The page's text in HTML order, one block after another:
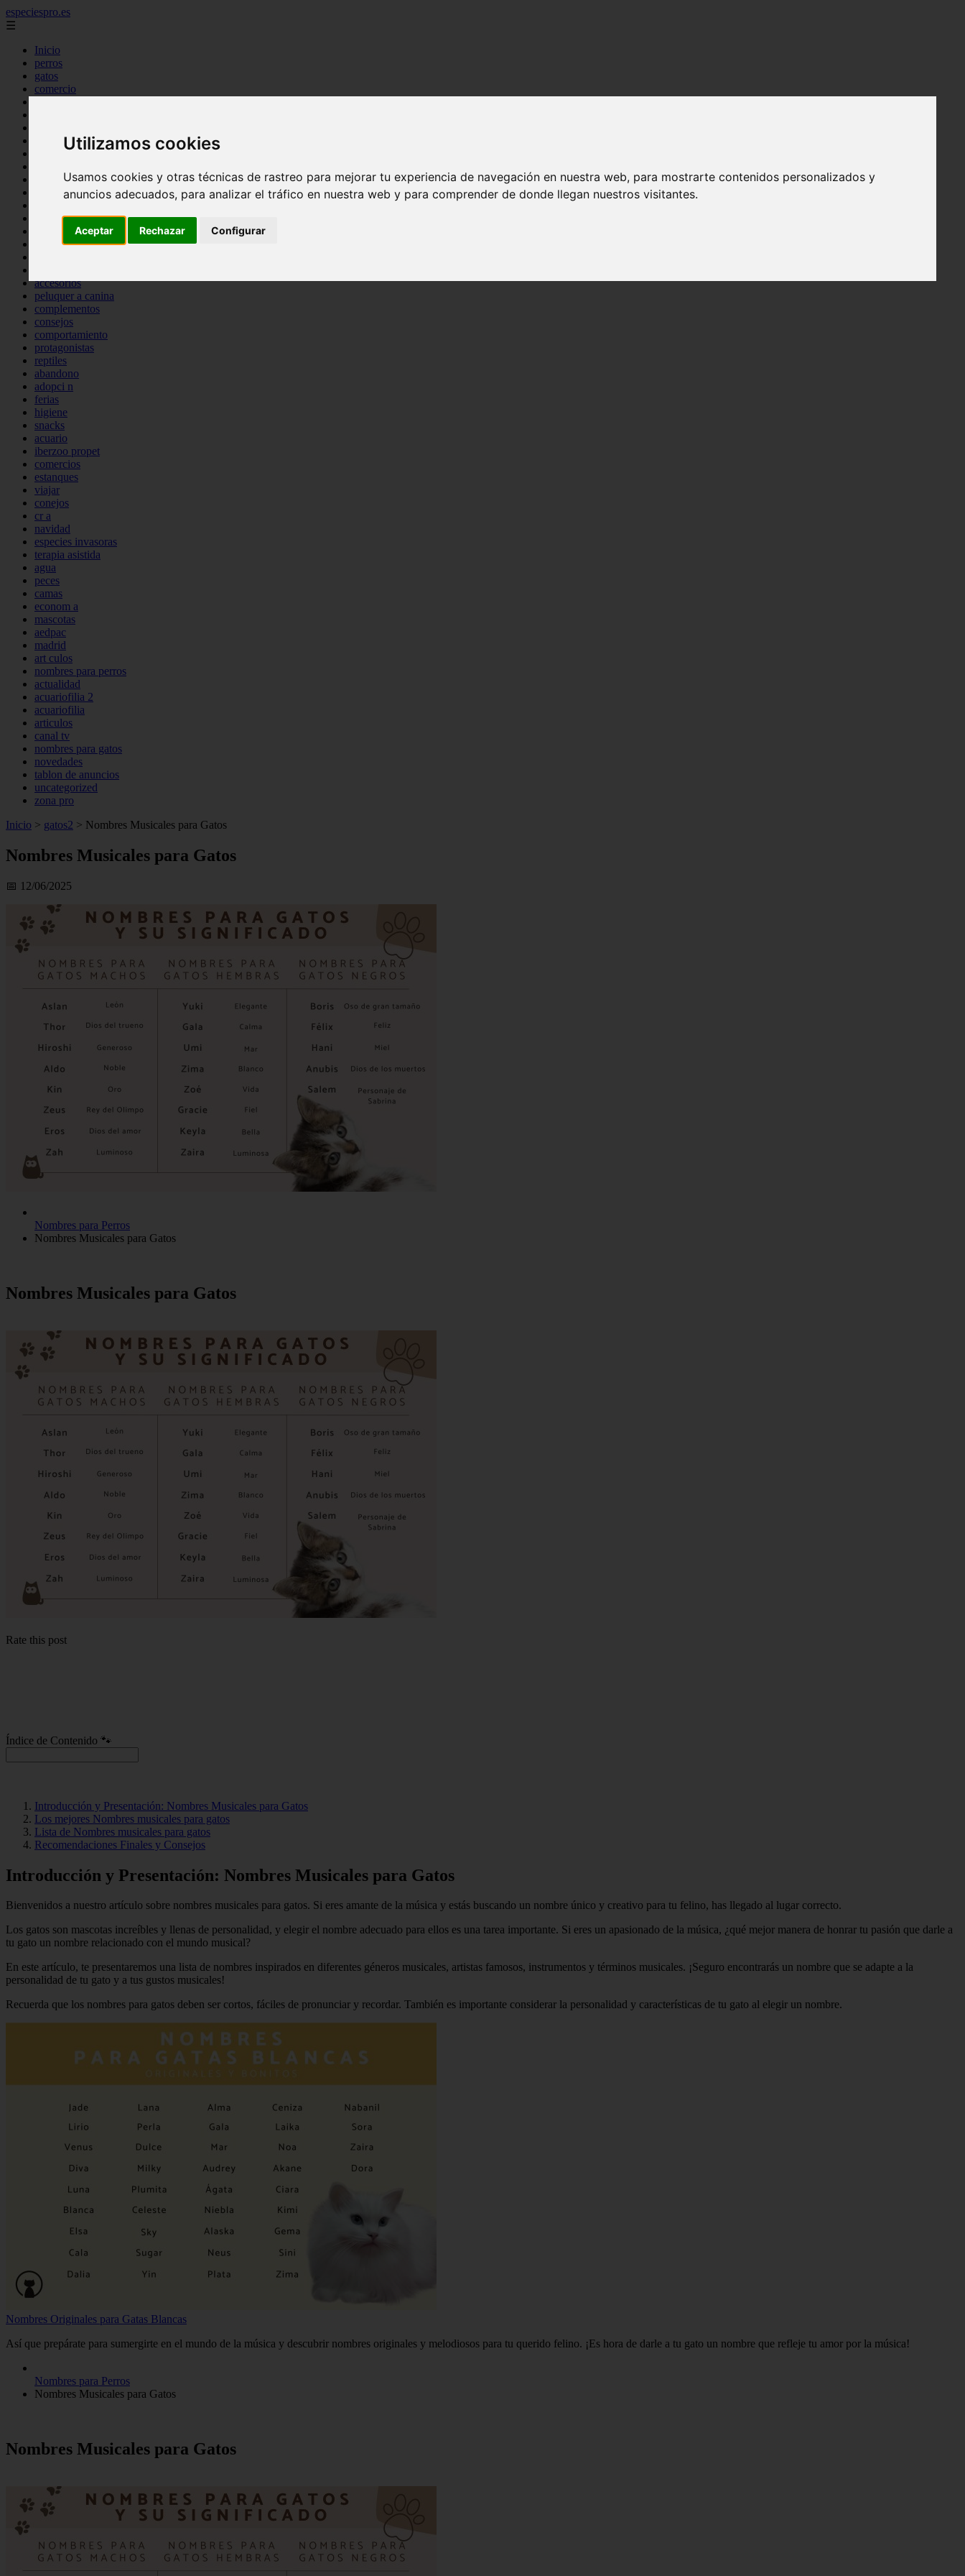
Utilizamos cookies
Usamos cookies y otras técnicas de rastreo para mejorar tu experiencia de navegación en nuestra web, para mostrarte contenidos personalizados y
anuncios adecuados, para analizar el tráfico en nuestra web y para comprender de donde llegan nuestros visitantes.
Aceptar Rechazar Configurar
especiespro.es
☰
Inicio
perros
gatos
comercio
tenencia responsable
mantenimiento
bienestar
peque os mam feros
verano
accesorios
peluquer a canina
complementos
consejos
comportamiento
protagonistas
reptiles
abandono
adopci n
ferias
higiene
snacks
acuario
iberzoo propet
comercios
estanques
viajar
conejos
cr a
navidad
especies invasoras
terapia asistida
agua
peces
camas
econom a
mascotas
aedpac
madrid
art culos
nombres para perros
actualidad
acuariofilia 2
acuariofilia
articulos
canal tv
nombres para gatos
novedades
tablon de anuncios
uncategorized
zona pro
Inicio > gatos2 > Nombres Musicales para Gatos
Nombres Musicales para Gatos
📅 12/06/2025
Nombres para Perros
Nombres Musicales para Gatos
Nombres Musicales para Gatos
Rate this post
Índice de Contenido 🐾
Introducción y Presentación: Nombres Musicales para Gatos
Los mejores Nombres musicales para gatos
Lista de Nombres musicales para gatos
Recomendaciones Finales y Consejos
Introducción y Presentación: Nombres Musicales para Gatos
Bienvenidos a nuestro artículo sobre nombres musicales para gatos. Si eres amante de la música y estás buscando un nombre único y creativo para tu felino, has llegado al lugar correcto.
Los gatos son mascotas increíbles y llenas de personalidad, y elegir el nombre adecuado para ellos es una tarea importante. Si eres un apasionado de la música, ¿qué mejor manera de honrar tu pasión que darle a
tu gato un nombre relacionado con el mundo musical?
En este artículo, te presentaremos una lista de nombres inspirados en diferentes géneros musicales, artistas famosos, instrumentos y términos musicales. ¡Seguro encontrarás un nombre que se adapte a la
personalidad de tu gato y a tus gustos musicales!
Recuerda que los nombres para gatos deben ser cortos, fáciles de pronunciar y recordar. También es importante considerar la personalidad y características de tu gato al elegir un nombre.
Nombres Originales para Gatas Blancas
Así que prepárate para sumergirte en el mundo de la música y descubrir nombres originales y melodiosos para tu querido felino. ¡Es hora de darle a tu gato un nombre que refleje tu amor por la música!
Nombres para Perros
Nombres Musicales para Gatos
Nombres Musicales para Gatos